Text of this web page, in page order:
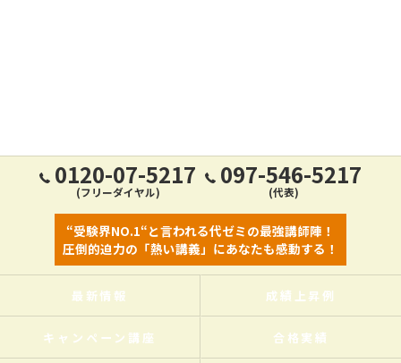
0120-07-5217
(フリーダイヤル)
097-546-5217
(代表)
“受験界NO.1“と言われる代ゼミの最強講師陣！
圧倒的迫力の「熱い講義」にあなたも感動する！
最新情報 成績上昇例
キャンペーン講座 合格実績